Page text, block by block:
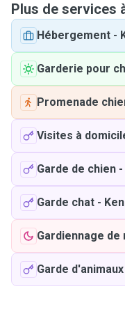
Plus de services
Hébergement -
Garderie pour
Promenade
Visites à
Garde de chien -
Garde chat -
Gardiennage de
Garde d'animaux